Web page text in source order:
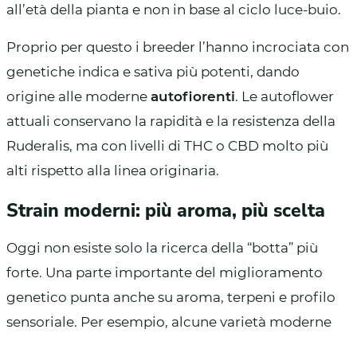
all’età della pianta e non in base al ciclo luce-buio.
Proprio per questo i breeder l’hanno incrociata con
genetiche indica e sativa più potenti, dando
origine alle moderne autofiorenti. Le autoflower
attuali conservano la rapidità e la resistenza della
Ruderalis, ma con livelli di THC o CBD molto più
alti rispetto alla linea originaria.
Strain moderni: più aroma, più scelta
Oggi non esiste solo la ricerca della “botta” più
forte. Una parte importante del miglioramento
genetico punta anche su aroma, terpeni e profilo
sensoriale. Per esempio, alcune varietà moderne